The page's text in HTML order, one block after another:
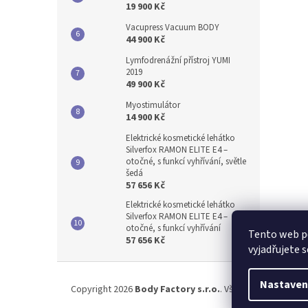
Tento web
vyjadřujete
19 900 Kč
Vacupress Vacuum BODY
44 900 Kč
Lymfodrenážní přístroj YUMI
2019
49 900 Kč
Myostimulátor
14 900 Kč
Elektrické kosmetické lehátko
Silverfox RAMON ELITE E4 –
otočné, s funkcí vyhřívání, světle
šedá
57 656 Kč
Elektrické kosmetické lehátko
Silverfox RAMON ELITE E4 –
otočné, s funkcí vyhřívání
57 656 Kč
Copyright 2026 Body Factory s.r.o.. Všechna práva